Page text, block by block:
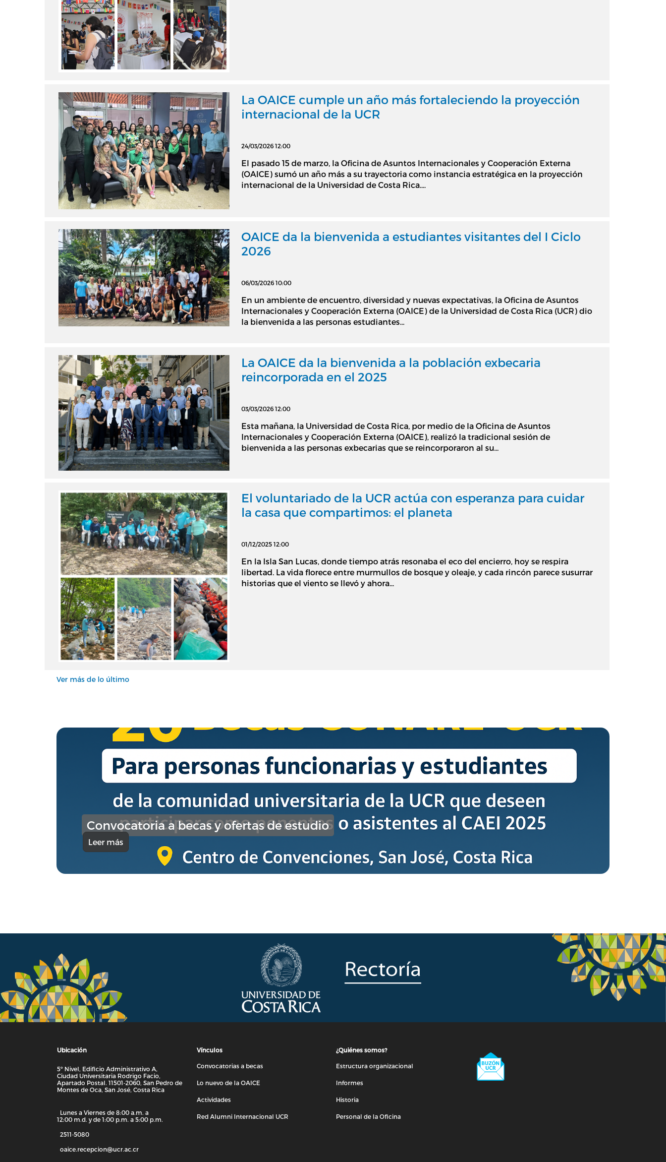
La OAICE cumple un año más fortaleciendo la proyección
internacional de la UCR
24/03/2026 12:00
El pasado 15 de marzo, la Oficina de Asuntos Internacionales y Cooperación Externa
(OAICE) sumó un año más a su trayectoria como instancia estratégica en la proyección
internacional de la Universidad de Costa Rica....
OAICE da la bienvenida a estudiantes visitantes del I Ciclo
2026
06/03/2026 10:00
En un ambiente de encuentro, diversidad y nuevas expectativas, la Oficina de Asuntos
Internacionales y Cooperación Externa (OAICE) de la Universidad de Costa Rica (UCR) dio
la bienvenida a las personas estudiantes...
La OAICE da la bienvenida a la población exbecaria
reincorporada en el 2025
03/03/2026 12:00
Esta mañana, la Universidad de Costa Rica, por medio de la Oficina de Asuntos
Internacionales y Cooperación Externa (OAICE), realizó la tradicional sesión de
bienvenida a las personas exbecarias que se reincorporaron al su...
El voluntariado de la UCR actúa con esperanza para cuidar
la casa que compartimos: el planeta
01/12/2025 12:00
En la Isla San Lucas, donde tiempo atrás resonaba el eco del encierro, hoy se respira
libertad. La vida florece entre murmullos de bosque y oleaje, y cada rincón parece susurrar
historias que el viento se llevó y ahora...
Ver más de lo último
Convocatoria a becas y ofertas de estudio
Leer más
Ubicación
5º Nivel, Edificio Administrativo A,
Ciudad Universitaria Rodrigo Facio,
Apartado Postal. 11501-2060, San Pedro de
Montes de Oca, San José, Costa Rica
Lunes a Viernes de 8:00 a.m. a
12:00 m.d. y de 1:00 p.m. a 5:00 p.m.
2511-5080
oaice.recepcion@ucr.ac.cr
Vínculos
Convocatorias a becas
Lo nuevo de la OAICE
Actividades
Red Alumni Internacional UCR
¿Quiénes somos?
Estructura organizacional
Informes
Historia
Personal de la Oficina